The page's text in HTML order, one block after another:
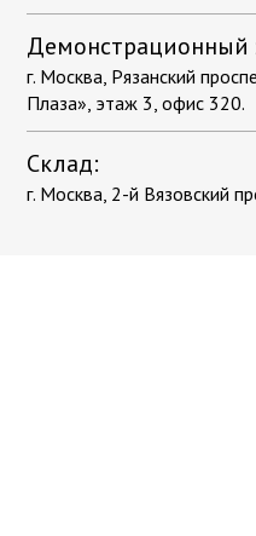
Демонстрационный
г. Москва, Рязанский
Плаза», этаж 3, офис 320.
Склад:
г. Москва, 2-й Вязовский